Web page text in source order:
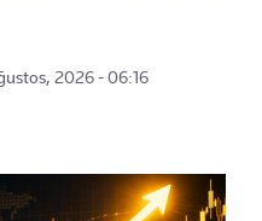
2026 - 06:16